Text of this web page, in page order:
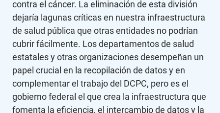
contra el cáncer. La eliminación de esta división
dejaría lagunas críticas en nuestra infraestructura
de salud pública que otras entidades no podrían
cubrir fácilmente. Los departamentos de salud
estatales y otras organizaciones desempeñan un
papel crucial en la recopilación de datos y en
complementar el trabajo del DCPC, pero es el
gobierno federal el que crea la infraestructura que
fomenta la eficiencia, el intercambio de datos y la